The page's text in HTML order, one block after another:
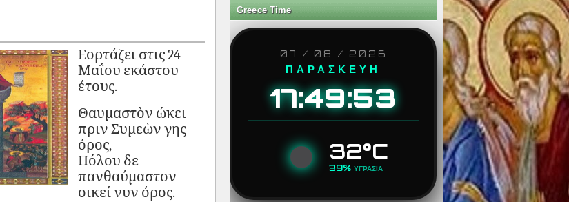
Εορτάζει στις 24
Μαΐου εκάστου
έτους.
Θαυμαστὸν ώκει
πριν Συμεὼν γης
όρος,
Πόλου δε
πανθαύμαστον
οικεί νυν όρος.
Greece Time
07 / 08 / 2026
ΠΑΡΑΣΚΕΥΗ
17:49:54
32°C
39% ΥΓΡΑΣΙΑ